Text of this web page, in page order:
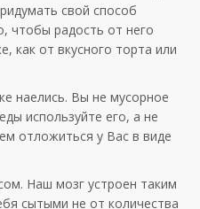
свой способ
чтобы радость от него
как от вкусного торта или
наелись. Вы не мусорное
используйте его, а не
отложиться у Вас в виде
Наш мозг устроен таким
сытыми не от количества